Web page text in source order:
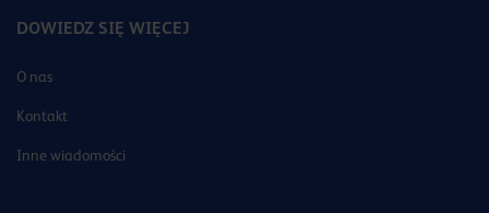
DOWIEDZ SIĘ WIĘCEJ
O nas
Kontakt
Inne wiadomości